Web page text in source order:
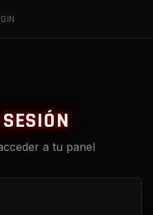
a tu panel